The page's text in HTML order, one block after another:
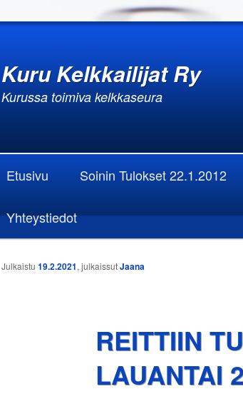
Kuru Kelkkailijat Ry
Kurussa toimiva kelkkaseura
Siirry sisältöön
Siirry toissijaiseen sisältöön
Etusivu Soinin Tulokset 22.1.2012
Yhteystiedot
Artikkelien selaus
REITTIIN
LAUANTAI
Julkaistu 19.2.2021, julkaissutJaana